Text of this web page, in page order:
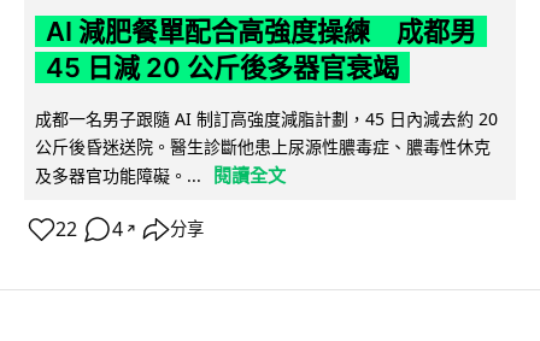
AI 減肥餐單配合高強度操練 成都男
45 日減 20 公斤後多器官衰竭
成都一名男子跟隨 AI 制訂高強度減脂計劃，45 日內減去約 20
公斤後昏迷送院。醫生診斷他患上尿源性膿毒症、膿毒性休克
及多器官功能障礙。...
閱讀全文
22 4 ↗ 分享